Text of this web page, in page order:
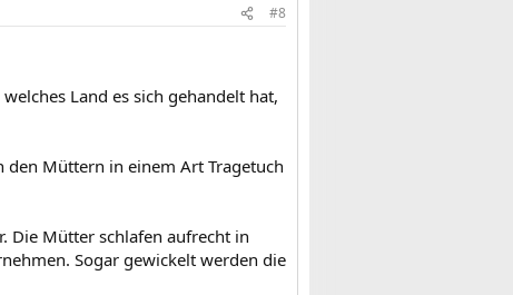
#8
Land es sich gehandelt hat,
Müttern in einem Art Tragetuch
Die Mütter schlafen aufrecht in
Sogar gewickelt werden die